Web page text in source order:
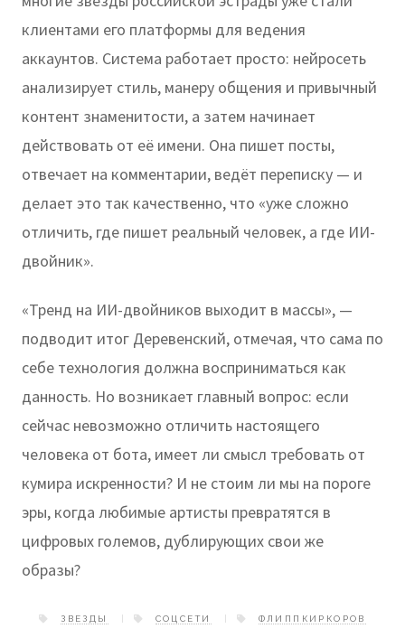
клиентами его платформы для ведения
аккаунтов. Система работает просто: нейросеть
анализирует стиль, манеру общения и привычный
контент знаменитости, а затем начинает
действовать от её имени. Она пишет посты,
отвечает на комментарии, ведёт переписку — и
делает это так качественно, что «уже сложно
отличить, где пишет реальный человек, а где ИИ-
двойник».
«Тренд на ИИ-двойников выходит в массы», —
подводит итог Деревенский, отмечая, что сама по
себе технология должна восприниматься как
данность. Но возникает главный вопрос: если
сейчас невозможно отличить настоящего
человека от бота, имеет ли смысл требовать от
кумира искренности? И не стоим ли мы на пороге
эры, когда любимые артисты превратятся в
цифровых големов, дублирующих свои же
образы?
ЗВЕЗДЫ СОЦСЕТИ ФЛИППКИРКОРОВ